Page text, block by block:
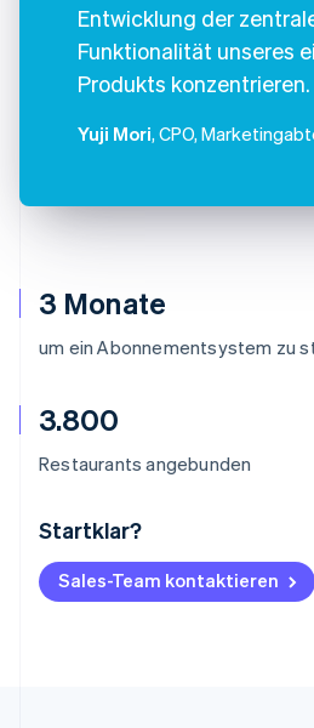
3 Monate
um ein Abonnementsystem zu
3.800
Restaurants angebunden
Startklar?
Sales-Team kontaktieren
Entwicklung der
Funktionalität unseres
Produkts konzentrieren.
Yuji Mori, CPO,
Australien
Belgien
NederlandsFrançaisDeutschEnglish